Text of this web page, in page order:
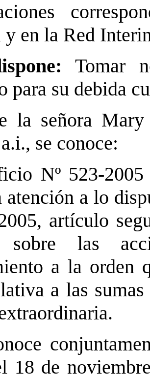
en la Red
Tomar
para su debida
la señora
se conoce:
Nº 523-
atención a lo
artículo
sobre las
a la orden
a las
18 de